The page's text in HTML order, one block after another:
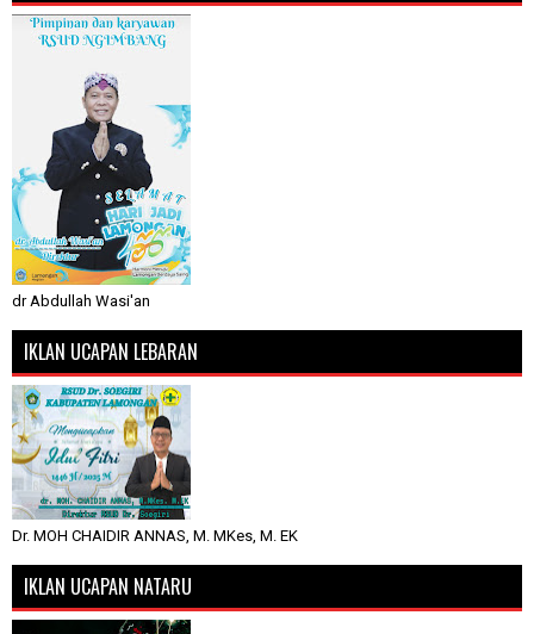
dr Abdullah Wasi'an
IKLAN UCAPAN LEBARAN
Dr. MOH CHAIDIR ANNAS, M. MKes, M. EK
IKLAN UCAPAN NATARU